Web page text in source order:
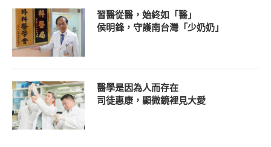
習醫從醫，始終如「醫」
侯明鋒，守護南台灣「少奶奶」
醫學是因為人而存在
司徒惠康，顯微鏡裡見大愛